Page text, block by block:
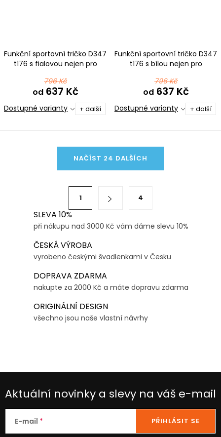
Funkční sportovní tričko D347
t176 s fialovou nejen pro
796 Kč
od637 Kč
Dostupné varianty + další
Funkční sportovní tričko D347
t176 s bílou nejen pro
796 Kč
od637 Kč
Dostupné varianty + další
s
NAČÍST 24 DALŠÍCH
1 4
SLEVA 10%
při nákupu nad 3000 Kč vám dáme slevu 10%
ČESKÁ VÝROBA
vyrobeno českými švadlenkami v Česku
DOPRAVA ZDARMA
nakupte za 2000 Kč a máte dopravu zdarma
ORIGINÁLNÍ DESIGN
všechno jsou naše vlastní návrhy
Aktuální novinky a slevy na váš e-mail
E-mail PŘIHLÁSIT SE